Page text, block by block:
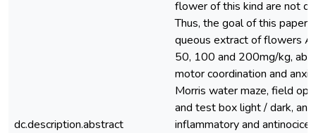
dc.description.abstract
flower of this kind are not
Thus, the goal of this paper
queous extract of flowers
50, 100 and 200mg/kg,
motor coordination and
Morris water maze, field
and test box light / dark,
inflammatory and